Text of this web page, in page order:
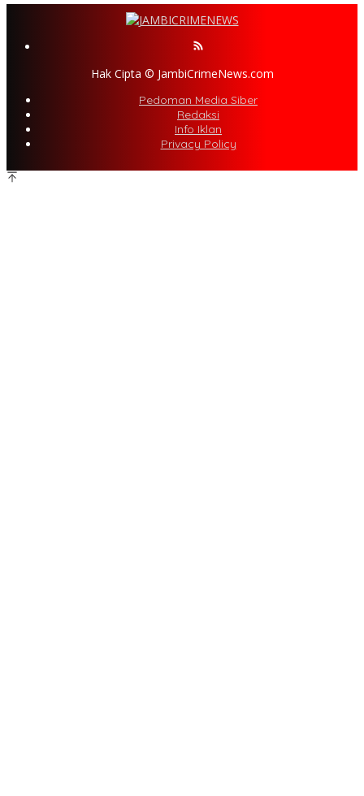
Hak Cipta © JambiCrimeNews.com
Pedoman Media Siber
Redaksi
Info Iklan
Privacy Policy